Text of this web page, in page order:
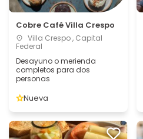
Cobre Café Villa Crespo
Villa Crespo , Capital
Federal
Desayuno o merienda
completos para dos
personas
Nueva